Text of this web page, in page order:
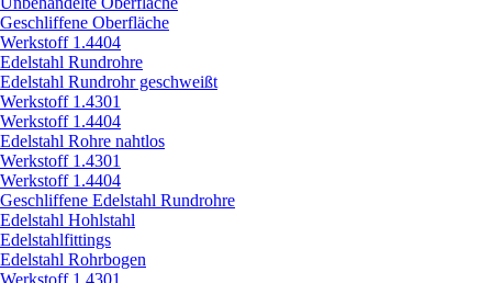
Geschliffene Oberfläche
Werkstoff 1.4404
Edelstahl Rundrohre
Edelstahl Rundrohr geschweißt
Werkstoff 1.4301
Werkstoff 1.4404
Edelstahl Rohre nahtlos
Werkstoff 1.4301
Werkstoff 1.4404
Geschliffene Edelstahl Rundrohre
Edelstahl Hohlstahl
Edelstahlfittings
Edelstahl Rohrbogen
Werkstoff 1.4301